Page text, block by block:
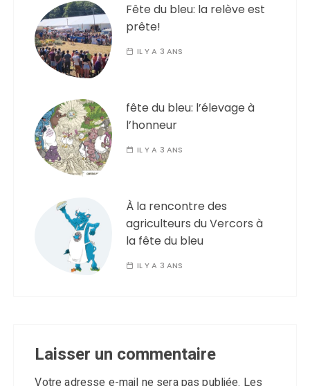
Fête du bleu: la relève est
prête!
IL Y A 3 ANS
fête du bleu: l’élevage à
l’honneur
IL Y A 3 ANS
À la rencontre des
agriculteurs du Vercors à
la fête du bleu
IL Y A 3 ANS
Laisser un commentaire
Votre adresse e-mail ne sera pas publiée. Les